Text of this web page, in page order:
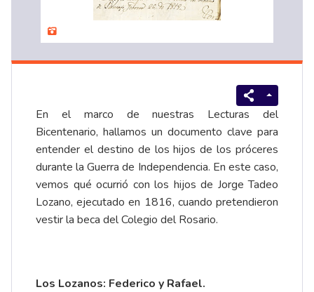
En el marco de nuestras Lecturas del
Bicentenario, hallamos un documento clave para
entender el destino de los hijos de los próceres
durante la Guerra de Independencia. En este caso,
vemos qué ocurrió con los hijos de Jorge Tadeo
Lozano, ejecutado en 1816, cuando pretendieron
vestir la beca del Colegio del Rosario.
Los Lozanos: Federico y Rafael.